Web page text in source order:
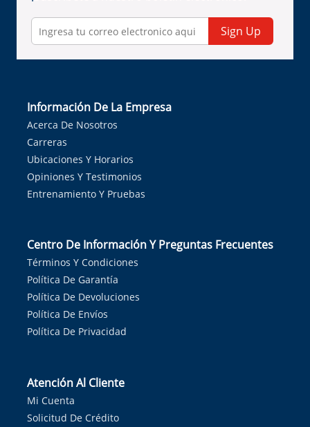
Sign Up
Información De La Empresa
Acerca De Nosotros
Carreras
Ubicaciones Y Horarios
Opiniones Y Testimonios
Entrenamiento Y Pruebas
Centro De Información Y Preguntas Frecuentes
Términos Y Condiciones
Política De Garantía
Política De Devoluciones
Política De Envíos
Política De Privacidad
Atención Al Cliente
Mi Cuenta
Solicitud De Crédito